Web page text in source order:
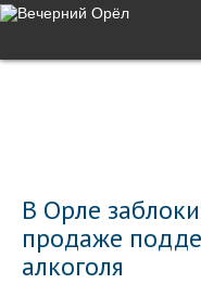
В Орле
продаже
алкоголя